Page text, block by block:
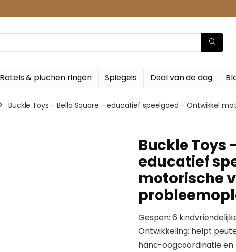
Ratels & pluchen ringen Spiegels Deal van de dag
Buckle Toys – Bella Square – educatief speelgoed – Ontwikkel
Buckle Toys
educatief
motorische
Gespen: 6
Ontwikkeling: helpt
hand-oogcoördinatie